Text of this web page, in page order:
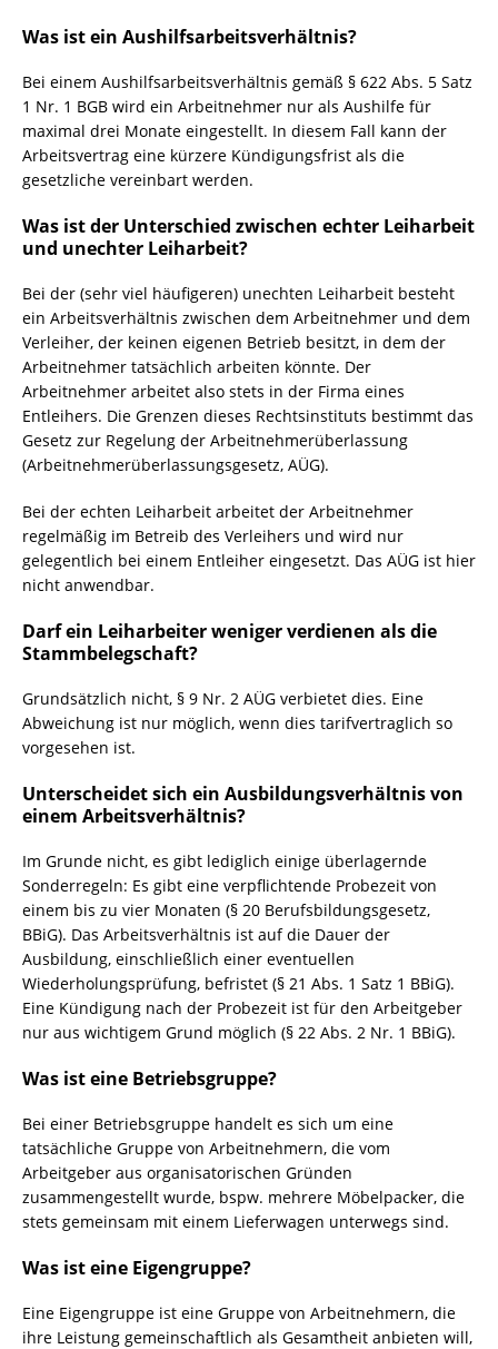
Was ist ein Aushilfsarbeitsverhältnis?
Bei einem Aushilfsarbeitsverhältnis gemäß § 622 Abs. 5 Satz
1 Nr. 1 BGB wird ein Arbeitnehmer nur als Aushilfe für
maximal drei Monate eingestellt. In diesem Fall kann der
Arbeitsvertrag eine kürzere Kündigungsfrist als die
gesetzliche vereinbart werden.
Was ist der Unterschied zwischen echter Leiharbeit
und unechter Leiharbeit?
Bei der (sehr viel häufigeren) unechten Leiharbeit besteht
ein Arbeitsverhältnis zwischen dem Arbeitnehmer und dem
Verleiher, der keinen eigenen Betrieb besitzt, in dem der
Arbeitnehmer tatsächlich arbeiten könnte. Der
Arbeitnehmer arbeitet also stets in der Firma eines
Entleihers. Die Grenzen dieses Rechtsinstituts bestimmt das
Gesetz zur Regelung der Arbeitnehmerüberlassung
(Arbeitnehmerüberlassungsgesetz, AÜG).
Bei der echten Leiharbeit arbeitet der Arbeitnehmer
regelmäßig im Betreib des Verleihers und wird nur
gelegentlich bei einem Entleiher eingesetzt. Das AÜG ist hier
nicht anwendbar.
Darf ein Leiharbeiter weniger verdienen als die
Stammbelegschaft?
Grundsätzlich nicht, § 9 Nr. 2 AÜG verbietet dies. Eine
Abweichung ist nur möglich, wenn dies tarifvertraglich so
vorgesehen ist.
Unterscheidet sich ein Ausbildungsverhältnis von
einem Arbeitsverhältnis?
Im Grunde nicht, es gibt lediglich einige überlagernde
Sonderregeln: Es gibt eine verpflichtende Probezeit von
einem bis zu vier Monaten (§ 20 Berufsbildungsgesetz,
BBiG). Das Arbeitsverhältnis ist auf die Dauer der
Ausbildung, einschließlich einer eventuellen
Wiederholungsprüfung, befristet (§ 21 Abs. 1 Satz 1 BBiG).
Eine Kündigung nach der Probezeit ist für den Arbeitgeber
nur aus wichtigem Grund möglich (§ 22 Abs. 2 Nr. 1 BBiG).
Was ist eine Betriebsgruppe?
Bei einer Betriebsgruppe handelt es sich um eine
tatsächliche Gruppe von Arbeitnehmern, die vom
Arbeitgeber aus organisatorischen Gründen
zusammengestellt wurde, bspw. mehrere Möbelpacker, die
stets gemeinsam mit einem Lieferwagen unterwegs sind.
Was ist eine Eigengruppe?
Eine Eigengruppe ist eine Gruppe von Arbeitnehmern, die
ihre Leistung gemeinschaftlich als Gesamtheit anbieten will,